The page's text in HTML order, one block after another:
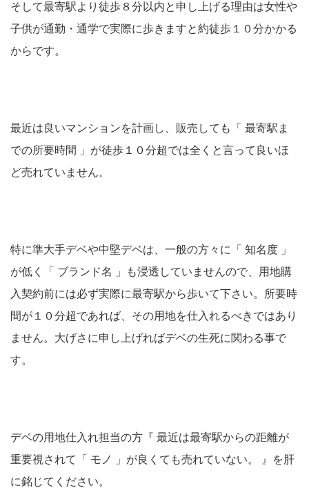
そして最寄駅より徒歩８分以内と申し上げる理由は女性や
子供が通勤・通学で実際に歩きますと約徒歩１０分かかる
からです。
最近は良いマンションを計画し、販売しても「 最寄駅ま
での所要時間 」が徒歩１０分超では全くと言って良いほ
ど売れていません。
特に準大手デベや中堅デベは、一般の方々に「 知名度 」
が低く「 ブランド名 」も浸透していませんので、用地購
入契約前には必ず実際に最寄駅から歩いて下さい。所要時
間が１０分超であれば、その用地を仕入れるべきではあり
ません。大げさに申し上げればデベの生死に関わる事で
す。
デベの用地仕入れ担当の方『 最近は最寄駅からの距離が
重要視されて「 モノ 」が良くても売れていない。 』を肝
に銘じてください。